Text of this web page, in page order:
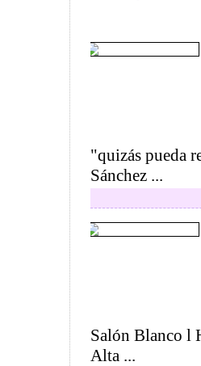
"quizás pueda
Sánchez ...
Salón Blanco l
Alta ...